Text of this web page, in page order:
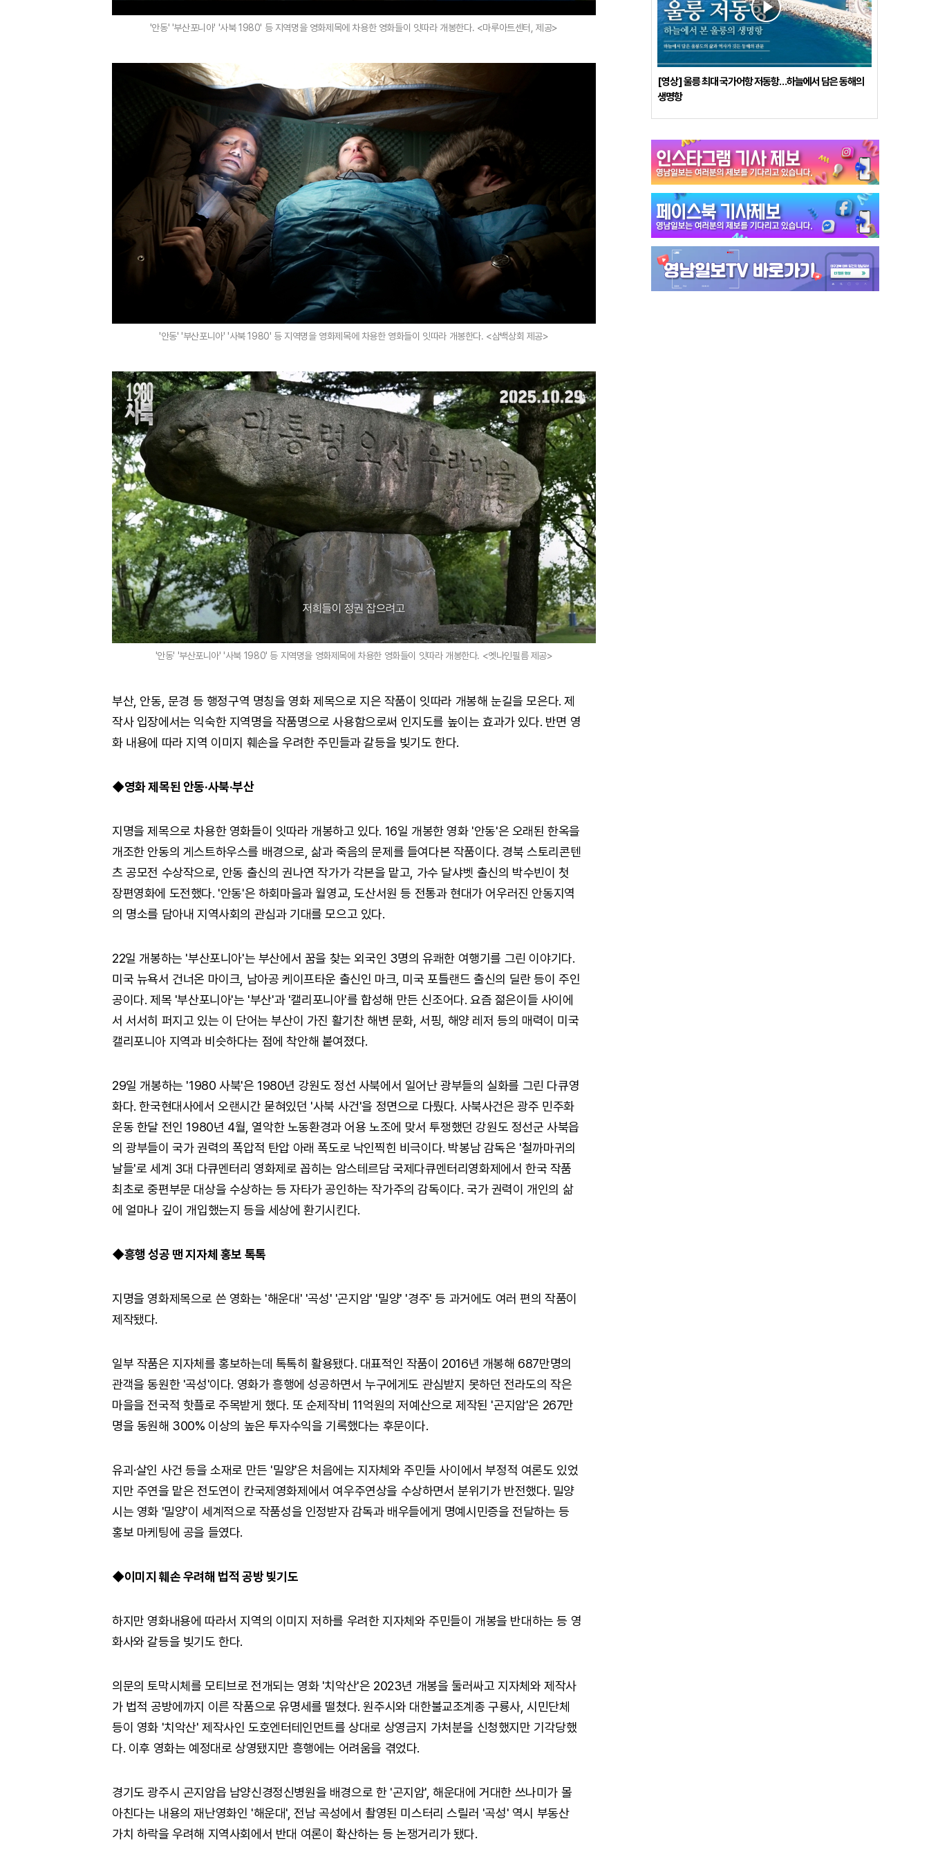
'안동' '부산포니아' '사북 1980' 등 지역명을 영화제목에 차용한 영화들이 잇따라 개봉한다. <마루아트센터, 제공>
'안동' '부산포니아' '사북 1980' 등 지역명을 영화제목에 차용한 영화들이 잇따라 개봉한다. <삼백상회 제공>
'안동' '부산포니아' '사북 1980' 등 지역명을 영화제목에 차용한 영화들이 잇따라 개봉한다. <엣나인필름 제공>
부산, 안동, 문경 등 행정구역 명칭을 영화 제목으로 지은 작품이 잇따라 개봉해 눈길을 모은다. 제
작사 입장에서는 익숙한 지역명을 작품명으로 사용함으로써 인지도를 높이는 효과가 있다. 반면 영
화 내용에 따라 지역 이미지 훼손을 우려한 주민들과 갈등을 빚기도 한다.
◆영화 제목된 안동·사북·부산
지명을 제목으로 차용한 영화들이 잇따라 개봉하고 있다. 16일 개봉한 영화 '안동'은 오래된 한옥을
개조한 안동의 게스트하우스를 배경으로, 삶과 죽음의 문제를 들여다본 작품이다. 경북 스토리콘텐
츠 공모전 수상작으로, 안동 출신의 권나연 작가가 각본을 맡고, 가수 달샤벳 출신의 박수빈이 첫
장편영화에 도전했다. '안동'은 하회마을과 월영교, 도산서원 등 전통과 현대가 어우러진 안동지역
의 명소를 담아내 지역사회의 관심과 기대를 모으고 있다.
22일 개봉하는 '부산포니아'는 부산에서 꿈을 찾는 외국인 3명의 유쾌한 여행기를 그린 이야기다.
미국 뉴욕서 건너온 마이크, 남아공 케이프타운 출신인 마크, 미국 포틀랜드 출신의 딜란 등이 주인
공이다. 제목 '부산포니아'는 '부산'과 '캘리포니아'를 합성해 만든 신조어다. 요즘 젊은이들 사이에
서 서서히 퍼지고 있는 이 단어는 부산이 가진 활기찬 해변 문화, 서핑, 해양 레저 등의 매력이 미국
캘리포니아 지역과 비슷하다는 점에 착안해 붙여졌다.
29일 개봉하는 '1980 사북'은 1980년 강원도 정선 사북에서 일어난 광부들의 실화를 그린 다큐영
화다. 한국현대사에서 오랜시간 묻혀있던 '사북 사건'을 정면으로 다뤘다. 사북사건은 광주 민주화
운동 한달 전인 1980년 4월, 열악한 노동환경과 어용 노조에 맞서 투쟁했던 강원도 정선군 사북읍
의 광부들이 국가 권력의 폭압적 탄압 아래 폭도로 낙인찍힌 비극이다. 박봉남 감독은 '철까마귀의
날들'로 세계 3대 다큐멘터리 영화제로 꼽히는 암스테르담 국제다큐멘터리영화제에서 한국 작품
최초로 중편부문 대상을 수상하는 등 자타가 공인하는 작가주의 감독이다. 국가 권력이 개인의 삶
에 얼마나 깊이 개입했는지 등을 세상에 환기시킨다.
◆흥행 성공 땐 지자체 홍보 톡톡
지명을 영화제목으로 쓴 영화는 '해운대' '곡성' '곤지암' '밀양' '경주' 등 과거에도 여러 편의 작품이
제작됐다.
일부 작품은 지자체를 홍보하는데 톡톡히 활용됐다. 대표적인 작품이 2016년 개봉해 687만명의
관객을 동원한 '곡성'이다. 영화가 흥행에 성공하면서 누구에게도 관심받지 못하던 전라도의 작은
마을을 전국적 핫플로 주목받게 했다. 또 순제작비 11억원의 저예산으로 제작된 '곤지암'은 267만
명을 동원해 300% 이상의 높은 투자수익을 기록했다는 후문이다.
유괴·살인 사건 등을 소재로 만든 '밀양'은 처음에는 지자체와 주민들 사이에서 부정적 여론도 있었
지만 주연을 맡은 전도연이 칸국제영화제에서 여우주연상을 수상하면서 분위기가 반전했다. 밀양
시는 영화 '밀양'이 세계적으로 작품성을 인정받자 감독과 배우들에게 명예시민증을 전달하는 등
홍보 마케팅에 공을 들였다.
◆이미지 훼손 우려해 법적 공방 빚기도
하지만 영화내용에 따라서 지역의 이미지 저하를 우려한 지자체와 주민들이 개봉을 반대하는 등 영
화사와 갈등을 빚기도 한다.
의문의 토막시체를 모티브로 전개되는 영화 '치악산'은 2023년 개봉을 둘러싸고 지자체와 제작사
가 법적 공방에까지 이른 작품으로 유명세를 떨쳤다. 원주시와 대한불교조계종 구룡사, 시민단체
등이 영화 '치악산' 제작사인 도호엔터테인먼트를 상대로 상영금지 가처분을 신청했지만 기각당했
다. 이후 영화는 예정대로 상영됐지만 흥행에는 어려움을 겪었다.
경기도 광주시 곤지암읍 남양신경정신병원을 배경으로 한 '곤지암', 해운대에 거대한 쓰나미가 몰
아친다는 내용의 재난영화인 '해운대', 전남 곡성에서 촬영된 미스터리 스릴러 '곡성' 역시 부동산
가치 하락을 우려해 지역사회에서 반대 여론이 확산하는 등 논쟁거리가 됐다.
[영상] 울릉 최대 국가어항 저동항…하늘에서 담은 동해의
생명항